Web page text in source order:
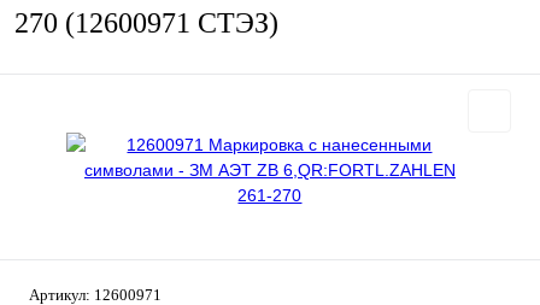
270 (12600971 СТЭЗ)
Артикул: 12600971